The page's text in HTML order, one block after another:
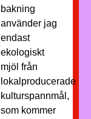
bakning
använder jag
endast
ekologiskt
mjöl från
lokalproducerade
kulturspannmål,
som kommer